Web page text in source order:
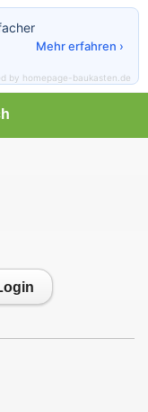
Mehr erfahren ›
by homepage-baukasten.de